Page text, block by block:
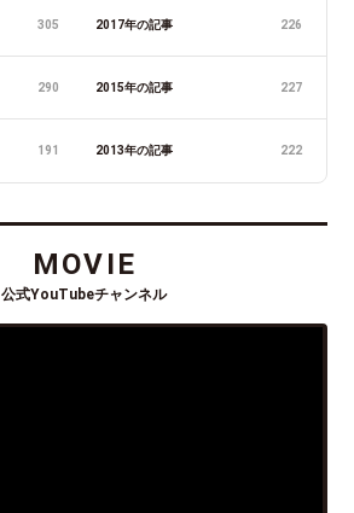
305 2017年の記事 226
290 2015年の記事 227
191 2013年の記事 222
MOVIE
公式YouTubeチャンネル